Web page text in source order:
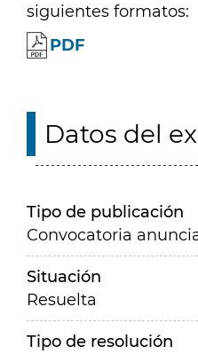
siguientes formatos:
PDF
Datos del
Tipo de publicación
Convocatoria
Situación
Resuelta
Tipo de resolución